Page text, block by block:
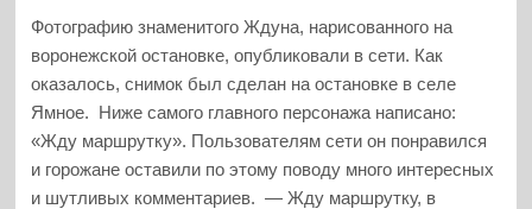
Фотографию знаменитого Ждуна, нарисованного на
воронежской остановке, опубликовали в сети. Как
оказалось, снимок был сделан на остановке в селе
Ямное. Ниже самого главного персонажа написано:
«Жду маршрутку». Пользователям сети он понравился
и горожане оставили по этому поводу много интересных
и шутливых комментариев. — Жду маршрутку, в